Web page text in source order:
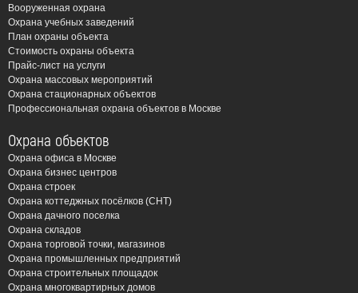
Индивидуальный подход:
шаблонных решений. Каждый проект
разрабатывается с учетом конкретных
потребностей заказчика – будь то контроль доступа
на промышленное предприятие, организация
пропускного режима в офисном здании или
Широкий спектр услуг:
монтажа до настройки, обслуживания и ремонта
СКУД – мы предоставляем полный комплекс услуг
«под ключ». Это позволяет оптимизировать
затраты и гарантировать бесперебойную работу
системы.
Работа с современным оборудованием:
используем передовые технологии и оборудование
Вооруженная охрана
Охрана учебных заведений
План охраны объекта
Стоимость охраны объекта
Прайс-лист на услуги
Охрана массовых мероприятий
Охрана стационарных объектов
Профессиональная охрана объектов в Москве
Охрана объектов
Охрана офиса в Москве
Охрана бизнес центров
Охрана строек
Охрана коттеджных посёлков (СНТ)
Охрана дачного поселка
Охрана складов
Охрана торговой точки, магазинов
Охрана промышленных предприятий
Охрана строительных площадок
Охрана многоквартирных домов